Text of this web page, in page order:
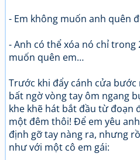
- Em không muốn anh quên
- Anh có thể xóa nó chỉ trong
muốn quên em…
Trước khi đẩy cánh cửa
bất ngờ vòng tay ôm ngang
khe khẽ hát bắt đầu từ đoạn
một đêm thôi! Để em yêu
định gỡ tay nàng ra, nhưng
như với một cô em gái: